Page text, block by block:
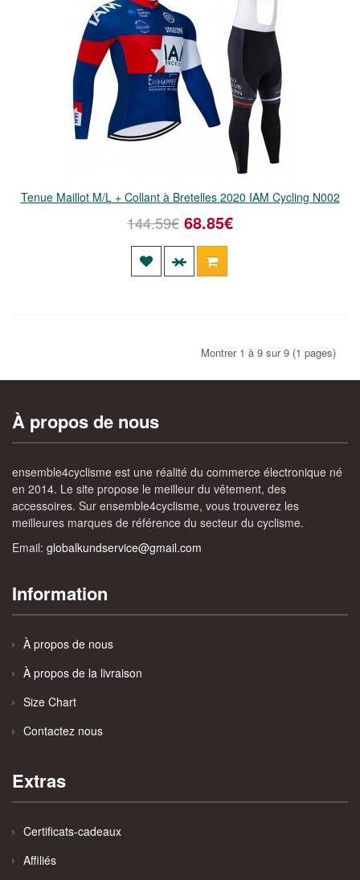
Tenue Maillot M/L + Collant à Bretelles 2020 IAM Cycling N002
144.59€ 68.85€
Montrer 1 à 9 sur 9 (1 pages)
À propos de nous
ensemble4cyclisme est une réalité du commerce électronique né
en 2014. Le site propose le meilleur du vêtement, des
accessoires. Sur ensemble4cyclisme, vous trouverez les
meilleures marques de référence du secteur du cyclisme.
Email: globalkundservice@gmail.com
Information
À propos de nous
À propos de la livraison
Size Chart
Contactez nous
Extras
Certificats-cadeaux
Affiliés